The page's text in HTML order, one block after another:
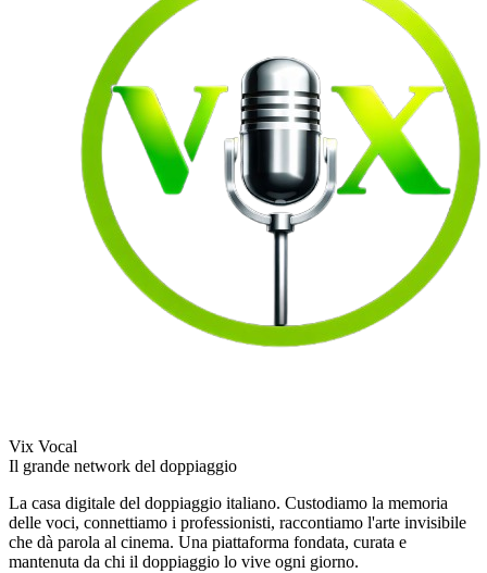
Vix Vocal
Il grande network del doppiaggio
La casa digitale del doppiaggio italiano. Custodiamo la memoria
delle voci, connettiamo i professionisti, raccontiamo l'arte invisibile
che dà parola al cinema. Una piattaforma fondata, curata e
mantenuta da chi il doppiaggio lo vive ogni giorno.